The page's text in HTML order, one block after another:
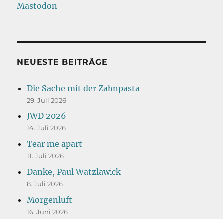
Mastodon
NEUESTE BEITRÄGE
Die Sache mit der Zahnpasta
29. Juli 2026
JWD 2026
14. Juli 2026
Tear me apart
11. Juli 2026
Danke, Paul Watzlawick
8. Juli 2026
Morgenluft
16. Juni 2026